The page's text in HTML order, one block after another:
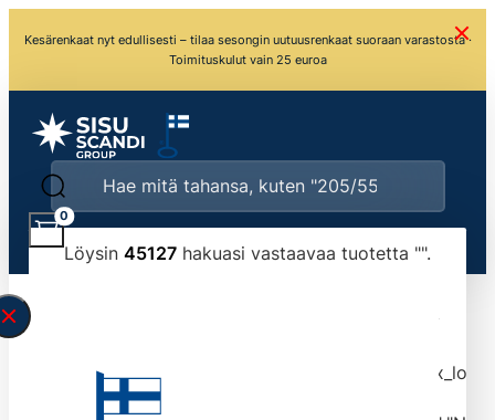
Kesärenkaat nyt edullisesti – tilaa sesongin uutuusrenkaat suoraan varastosta ·
Toimituskulut vain 25 euroa
Löysin 45127 hakuasi vastaavaa tuotetta "".
typed the search query correctly.<br>Currently
tmlmvi","meta_query":
0